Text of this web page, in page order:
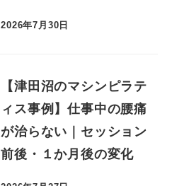
2026年7月30日
【津田沼のマシンピラテ
ィス事例】仕事中の腰痛
が治らない｜セッション
前後・１か月後の変化